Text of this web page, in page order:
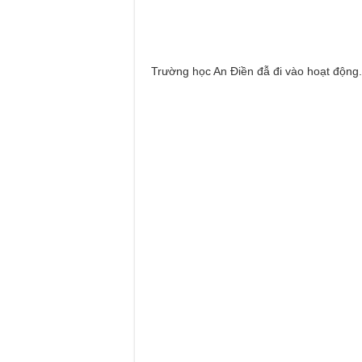
Trường học An Điền đẫ đi vào hoạt động.